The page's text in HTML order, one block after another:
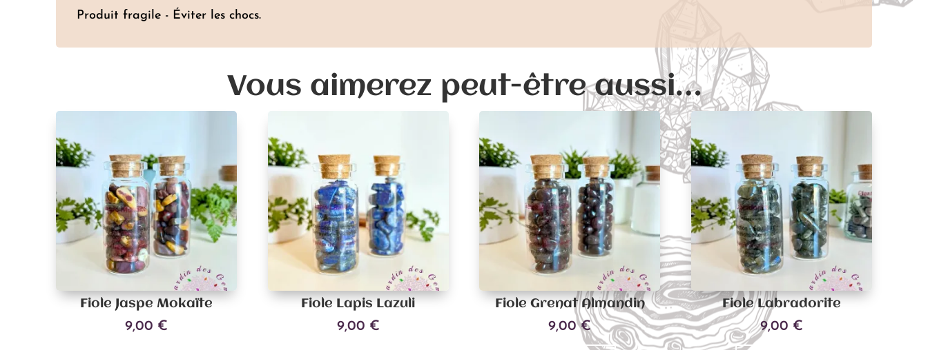
Produit fragile - Éviter les chocs.
Vous aimerez peut-être aussi…
Fiole Jaspe Mokaïte
9,00 €
Fiole Lapis Lazuli
9,00 €
Fiole Grenat Almandin
9,00€
Fiole Labradorite
9,00 €